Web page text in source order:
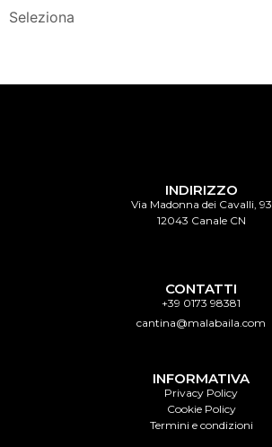
Seleziona
INDIRIZZO
Via Madonna dei Cavalli, 93
12043 Canale CN
CONTATTI
+39 0173 98381
cantina@malabaila.com
INFORMATIVA
Privacy Policy
Cookie Policy
Termini e condizioni